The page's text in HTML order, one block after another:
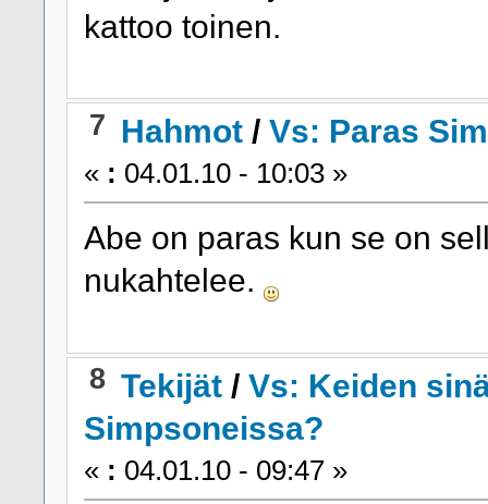
kattoo toinen.
7 Hahmot /Vs: Paras
« : 04.01.10 - 10:03 »
Abe on paras kun se on
nukahtelee.
8 Tekijät /Vs: Keiden
Simpsoneissa?
« : 04.01.10 - 09:47 »